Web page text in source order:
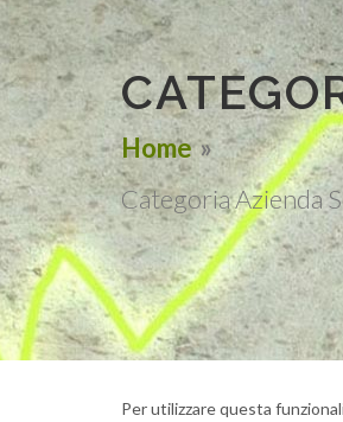
Home
Categoria Azienda
Per utilizzare questa